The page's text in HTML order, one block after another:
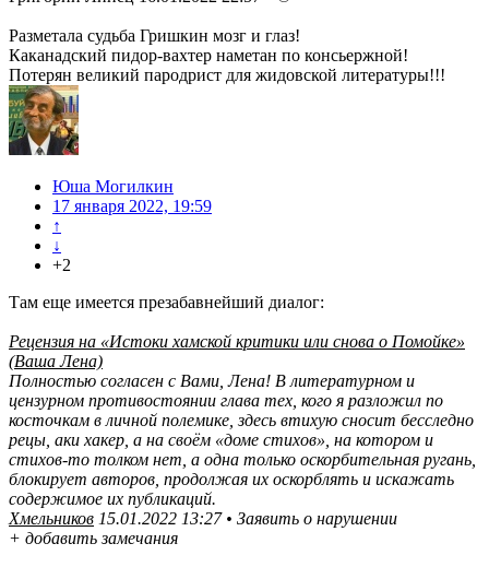
Разметала судьба Гришкин мозг и глаз!
Каканадский пидор-вахтер наметан по консьержной!
Потерян великий пародрист для жидовской литературы!!!
Юша Могилкин
17 января 2022, 19:59
↑
↓
+2
Там еще имеется презабавнейший диалог:
Рецензия на «Истоки хамской критики или снова о Помойке»
(Ваша Лена)
Полностью согласен с Вами, Лена! В литературном и
цензурном противостоянии глава тех, кого я разложил по
косточкам в личной полемике, здесь втихую сносит бесследно
рецы, аки хакер, а на своём «доме стихов», на котором и
стихов-то толком нет, а одна только оскорбительная ругань,
блокирует авторов, продолжая их оскорблять и искажать
содержимое их публикаций.
Хмельников 15.01.2022 13:27 • Заявить о нарушении
+ добавить замечания